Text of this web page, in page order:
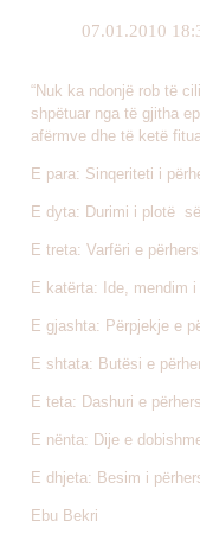
07.01.2010
“Nuk ka ndonjë rob të
shpëtuar nga të gjitha
afërmve dhe të ketë
E para: Sinqeriteti i
E dyta: Durimi i plotë
E treta: Varfëri e
E katërta: Ide, mendim
E gjashta: Përpjekje e
E shtata: Butësi e
E teta: Dashuri e
E nënta: Dije e
E dhjeta: Besim i
Ebu Bekri